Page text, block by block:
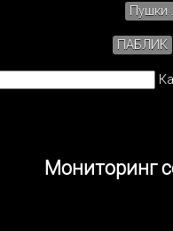
Пушки
ПАБЛИК
Мониторинг